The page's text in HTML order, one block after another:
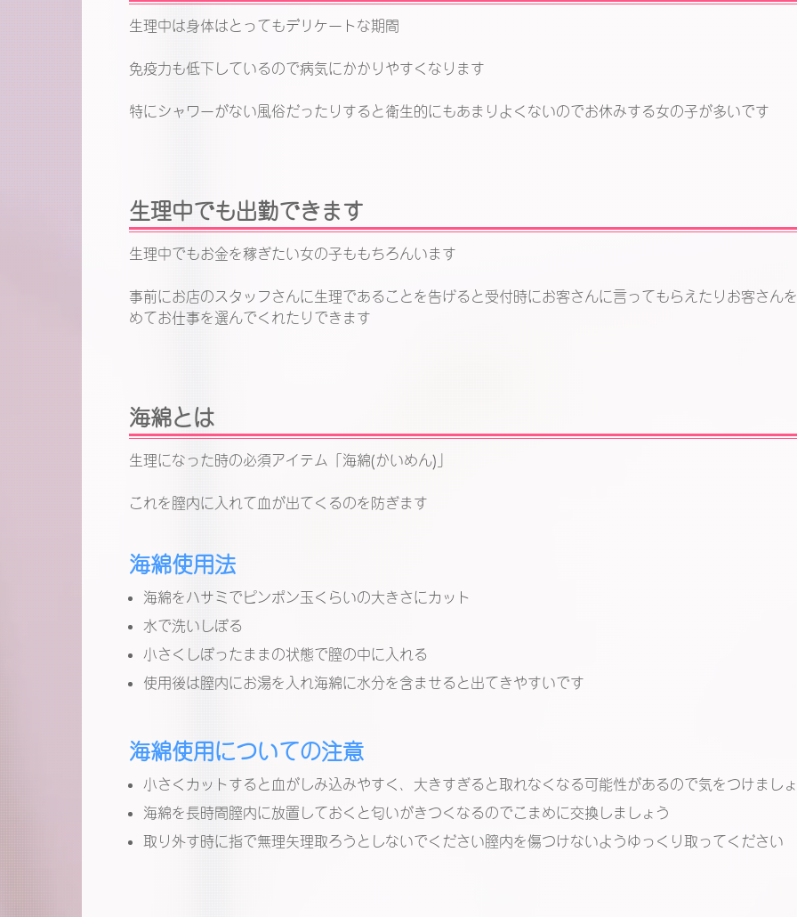
生理中は身体はとってもデリケートな期間
免疫力も低下しているので病気にかかりやすくなります
特にシャワーがない風俗だったりすると衛生的にもあまりよくないのでお休みする女の子が多いです
生理中でも出勤できます
生理中でもお金を稼ぎたい女の子ももちろんいます
事前にお店のスタッフさんに生理であることを告げると受付時にお客さんに言ってもらえたりお客さん
めてお仕事を選んでくれたりできます
海綿とは
生理になった時の必須アイテム「海綿(かいめん)」
これを膣内に入れて血が出てくるのを防ぎます
海綿使用法
海綿をハサミでピンポン玉くらいの大きさにカット
水で洗いしぼる
小さくしぼったままの状態で膣の中に入れる
使用後は膣内にお湯を入れ海綿に水分を含ませると出てきやすいです
海綿使用についての注意
小さくカットすると血がしみ込みやすく、大きすぎると取れなくなる可能性があるので気をつけまし
海綿を長時間膣内に放置しておくと匂いがきつくなるのでこまめに交換しましょう
取り外す時に指で無理矢理取ろうとしないでください膣内を傷つけないようゆっくり取ってください